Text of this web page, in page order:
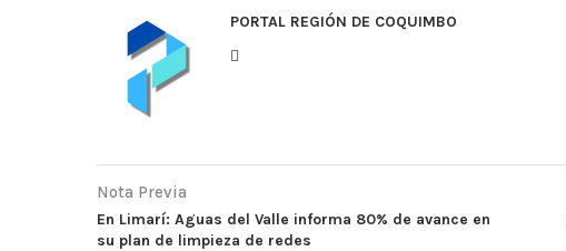
PORTAL REGIÓN DE COQUIMBO
Nota Previa
En Limarí: Aguas del Valle informa 80% de avance en
su plan de limpieza de redes